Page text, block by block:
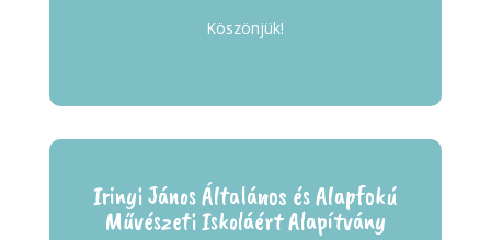
Köszönjük!
Irinyi János Általános és Alapfokú
Művészeti Iskoláért Alapítvány